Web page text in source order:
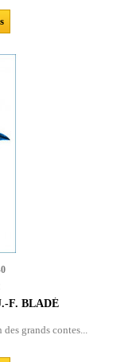
F. BLADÉ
grands contes...